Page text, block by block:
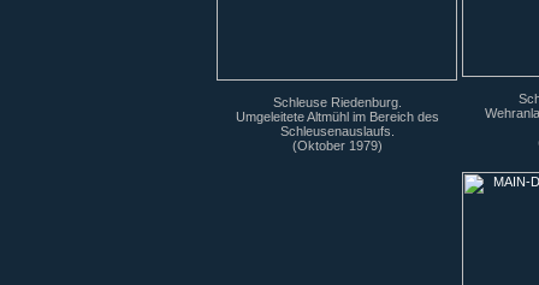
Schleuse Riedenburg.
Umgeleitete Altmühl im Bereich des
Schleusenauslaufs.
(Oktober 1979)